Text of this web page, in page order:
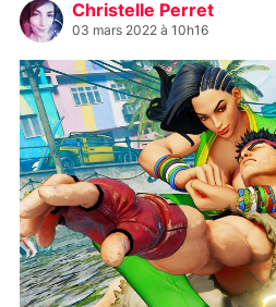
Christelle Perret
03 mars 2022 à 10h16